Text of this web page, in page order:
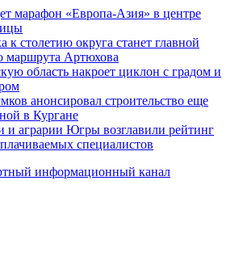
марафон «Европа-Азия» в центре
к столетию округа станет главной
маршрута Артюхова
область накроет циклон с градом и
анонсировал строительство еще
в Кургане
и аграрии Югры возглавили рейтинг
специалистов
информационный канал